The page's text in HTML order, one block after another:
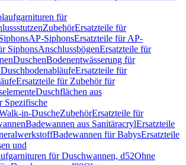
für
ZubehörErsatzteile für
AP-SiphonsErsatzteile für AP-
SiphonsAnschlussbögenErsatzteile für
DuschenBodenentwässerung für
DuschbodenabläufeErsatzteile für
Ersatzteile für Zubehör für
Duschflächen aus
Spezifische
in-DuscheZubehörErsatzteile für
Badewannen aus SanitäracrylErsatzteile
Badewannen für BabysErsatzteile
und
für Duschwannen, d52Ohne